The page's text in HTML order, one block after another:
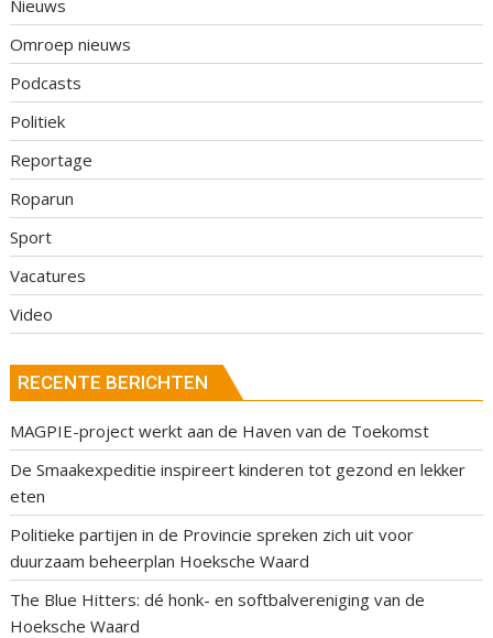
Nieuws
Omroep nieuws
Podcasts
Politiek
Reportage
Roparun
Sport
Vacatures
Video
RECENTE BERICHTEN
MAGPIE-project werkt aan de Haven van de Toekomst
De Smaakexpeditie inspireert kinderen tot gezond en lekker
eten
Politieke partijen in de Provincie spreken zich uit voor
duurzaam beheerplan Hoeksche Waard
The Blue Hitters: dé honk- en softbalvereniging van de
Hoeksche Waard